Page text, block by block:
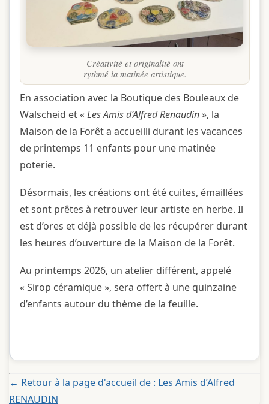
Créativité et originalité ont
rythmé la matinée artistique.
En association avec la Boutique des Bouleaux de
Walscheid et «Les Amis d’Alfred Renaudin», la
Maison de la Forêt a accueilli durant les vacances
de printemps 11 enfants pour une matinée
poterie.
Désormais, les créations ont été cuites, émaillées
et sont prêtes à retrouver leur artiste en herbe. Il
est d’ores et déjà possible de les récupérer durant
les heures d’ouverture de la Maison de la Forêt.
Au printemps 2026, un atelier différent, appelé
« Sirop céramique », sera offert à une quinzaine
d’enfants autour du thème de la feuille.
← Retour à la page d'accueil de : Les Amis d’Alfred
RENAUDIN